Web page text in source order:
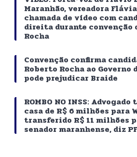
Maranhão, vereadora
chamada de vídeo com
direita durante convenção
Rocha
Convenção confirma
Roberto Rocha ao Governo
pode prejudicar Braide
ROMBO NO INSS:
casa de R$ 6 milhões para
transferido R$ 11 milhões
senador maranhense, diz